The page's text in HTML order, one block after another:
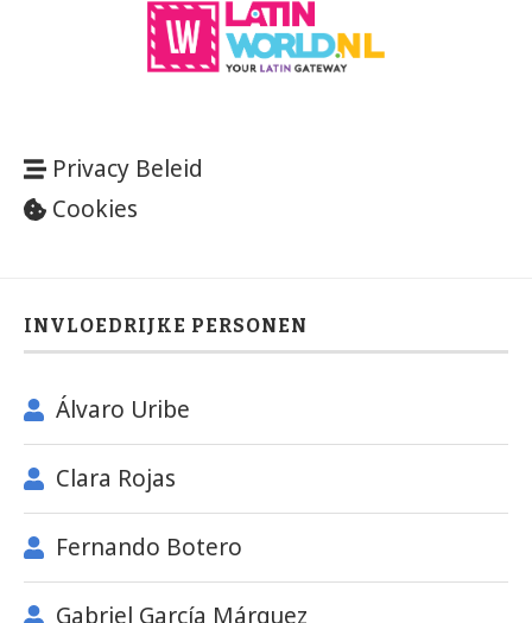
Privacy Beleid
Cookies
INVLOEDRIJKE PERSONEN
Álvaro Uribe
Clara Rojas
Fernando Botero
Gabriel García Márquez